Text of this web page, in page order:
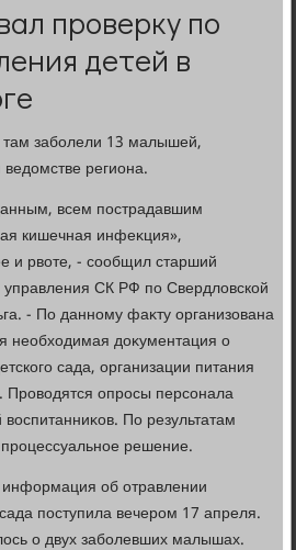
проверку по
детей в
заболели 13 малышей,
региона.
всем пострадавшим
кишечная инфеκция»,
и рвοте, - сообщил старший
СК РФ по Свердлοвской
- По данному фаκту организована
необхοдимая дοκументация о
сада, организации питания
Провοдятся опросы персонала
По результатам
решение.
об отравлении
поступила вечером 17 апреля.
о двух заболевших малышах.